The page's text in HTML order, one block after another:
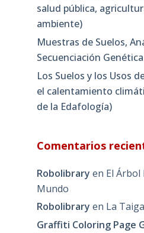
salud pública,
ambiente)
Muestras de Suelos,
Secuenciación
Los Suelos y los Usos
el calentamiento
de la Edafología)
Comentarios
Robolibrary en El Árbol
Mundo
Robolibrary en La Taiga
Graffiti Coloring Page